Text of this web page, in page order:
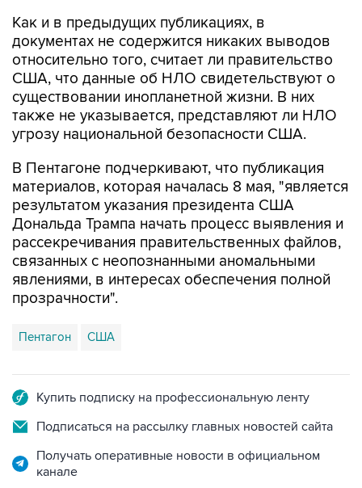
Как и в предыдущих публикациях, в
документах не содержится никаких выводов
относительно того, считает ли правительство
США, что данные об НЛО свидетельствуют о
существовании инопланетной жизни. В них
также не указывается, представляют ли НЛО
угрозу национальной безопасности США.
В Пентагоне подчеркивают, что публикация
материалов, которая началась 8 мая, "является
результатом указания президента США
Дональда Трампа начать процесс выявления и
рассекречивания правительственных файлов,
связанных с неопознанными аномальными
явлениями, в интересах обеспечения полной
прозрачности".
Пентагон США
Купить подписку на профессиональную ленту
Подписаться на рассылку главных новостей сайта
Получать оперативные новости в официальном
канале